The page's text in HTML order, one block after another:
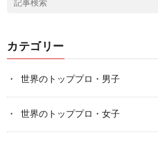
カテゴリー
世界のトッププロ・男子
世界のトッププロ・女子